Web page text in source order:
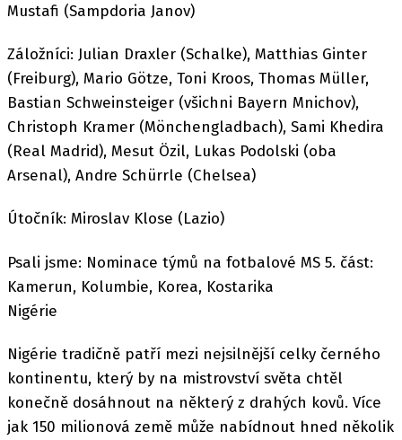
Mustafi (Sampdoria Janov)
Záložníci: Julian Draxler (Schalke), Matthias Ginter
(Freiburg), Mario Götze, Toni Kroos, Thomas Müller,
Bastian Schweinsteiger (všichni Bayern Mnichov),
Christoph Kramer (Mönchengladbach), Sami Khedira
(Real Madrid), Mesut Özil, Lukas Podolski (oba
Arsenal), Andre Schürrle (Chelsea)
Útočník: Miroslav Klose (Lazio)
Psali jsme: Nominace týmů na fotbalové MS 5. část:
Kamerun, Kolumbie, Korea, Kostarika
Nigérie
Nigérie tradičně patří mezi nejsilnější celky černého
kontinentu, který by na mistrovství světa chtěl
konečně dosáhnout na některý z drahých kovů. Více
jak 150 milionová země může nabídnout hned několik